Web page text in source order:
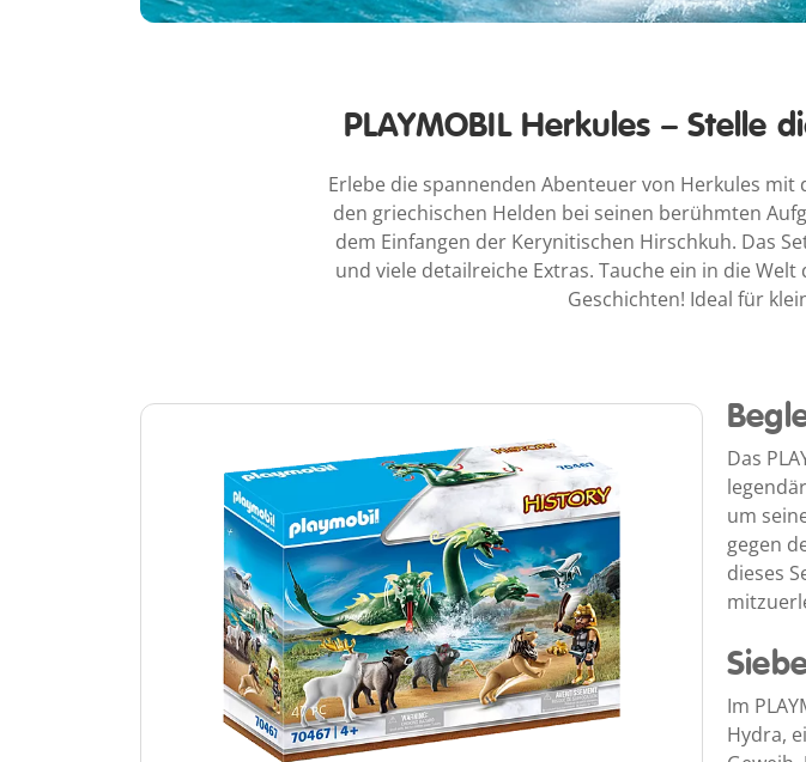
PLAYMOBIL Herkules – Stelle
Erlebe die spannenden Abenteuer von Herkules mit
den griechischen Helden bei seinen berühmten
dem Einfangen der Kerynitischen Hirschkuh. Das
und viele detailreiche Extras. Tauche ein in die
Geschichten! Ideal für
Das
um
gegen
dieses
Im
Hydra,